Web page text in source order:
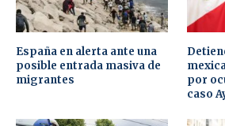
España en alerta ante una
posible entrada masiva de
migrantes
por
caso